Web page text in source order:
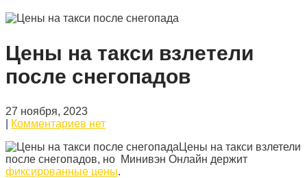
Цены на такси взлетели
после снегопадов
27 ноября, 2023
Комментариев нет
Цены на такси взлетели
после снегопадов, но Минивэн Онлайн держит
фиксированные цены.